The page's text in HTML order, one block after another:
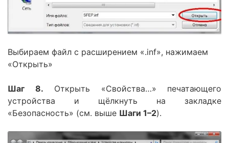
Выбираем файл с расширением «.inf», нажимаем
«Открыть»
Шаг 8. Открыть «Свойства…» печатающего
устройства и щёлкнуть на закладке
«Безопасность» (см. выше Шаги 1–2).